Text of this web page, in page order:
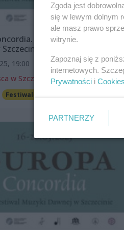
XXII Festiwal Muzyki
19:00
w Szczecinie
Festiwale
Zgoda jest
się w lewym dolnym
ale masz prawo
witrynie.
Zapoznaj się z
internetowych.
Prywatności i Cookies
PARTNERZY